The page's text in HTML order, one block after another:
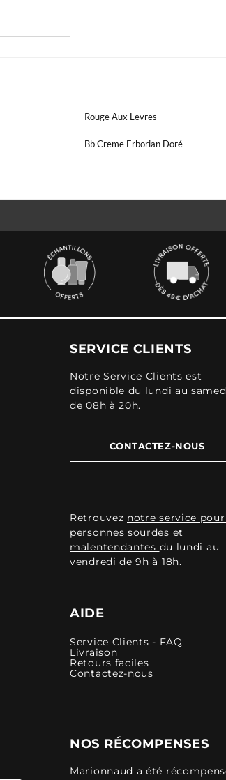
Rouge Aux Levres
Bb Creme Erborian Doré
SERVICE CLIENTS
Notre Service Clients est
disponible du lundi au
de 08h à 20h.
CONTACTEZ-NOUS
Retrouvez notre service
personnes sourdes et
malentendantes du lundi au
vendredi de 9h à 18h.
AIDE
Service Clients - FAQ
Livraison
Retours faciles
Contactez-nous
NOS RÉCOMPENSES
Marionnaud a été